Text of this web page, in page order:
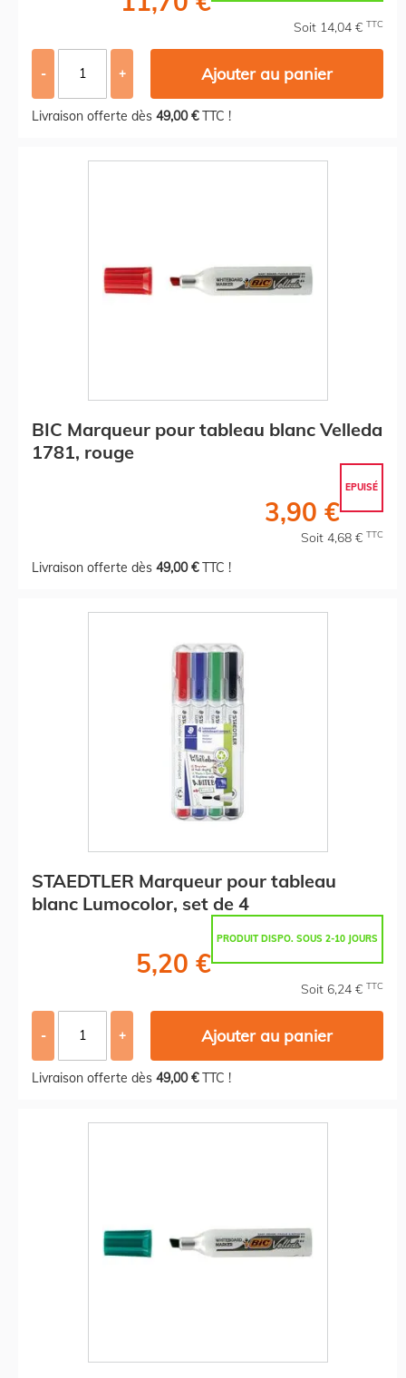
Soit 14,04 € TTC
- + Ajouter au panier
Livraison offerte dès 49,00 €TTC !
BIC Marqueur pour tableau blanc Velleda
1781, rouge
EPUISÉ
3,90 €
Soit 4,68 € TTC
Livraison offerte dès 49,00 €TTC !
STAEDTLER Marqueur pour tableau
blanc Lumocolor, set de 4
PRODUIT DISPO. SOUS 2-10 JOURS
5,20 €
Soit 6,24 € TTC
- + Ajouter au panier
Livraison offerte dès 49,00 €TTC !